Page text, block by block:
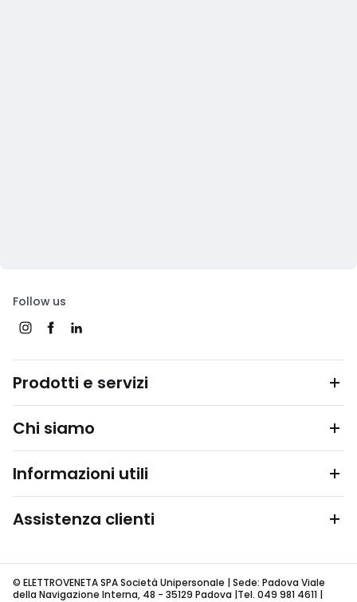
Follow us
Prodotti e servizi
Chi siamo
Informazioni utili
Assistenza clienti
© ELETTROVENETA SPA Società Unipersonale | Sede: Padova Viale
della Navigazione Interna, 48 - 35129 Padova |Tel. 049 981 4611 |